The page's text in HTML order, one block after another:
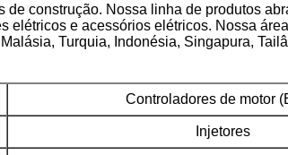
construção. Nossa linha de produtos
elétricos e acessórios elétricos. Nossa
Turquia, Indonésia, Singapura,
Controladores de motor
Injetores